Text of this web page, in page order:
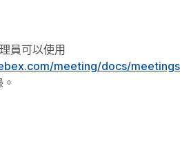
員可以使用
meeting/docs/meetings